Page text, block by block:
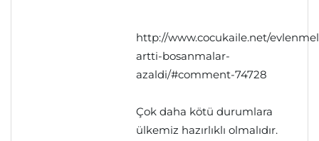
http://www.cocukaile.net/
artti-bosanmalar-
azaldi/#comment-74728
Çok daha kötü durumlara
ülkemiz hazırlıklı olmalıdır.